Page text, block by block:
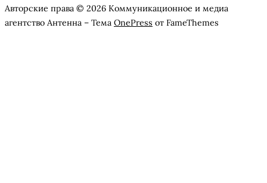
Авторские права © 2026 Коммуникационное и медиа
агентство Антенна – Тема OnePress от FameThemes